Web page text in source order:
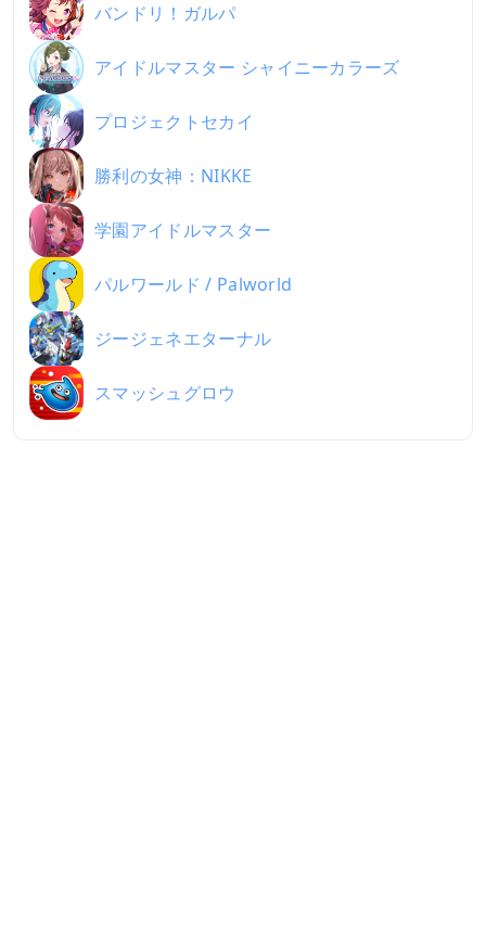
バンドリ！ガルパ
アイドルマスター シャイニーカラーズ
プロジェクトセカイ
勝利の女神：NIKKE
学園アイドルマスター
パルワールド / Palworld
ジージェネエターナル
スマッシュグロウ